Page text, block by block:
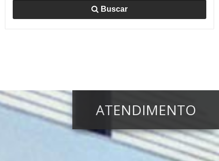
Buscar
ATENDIMENTO